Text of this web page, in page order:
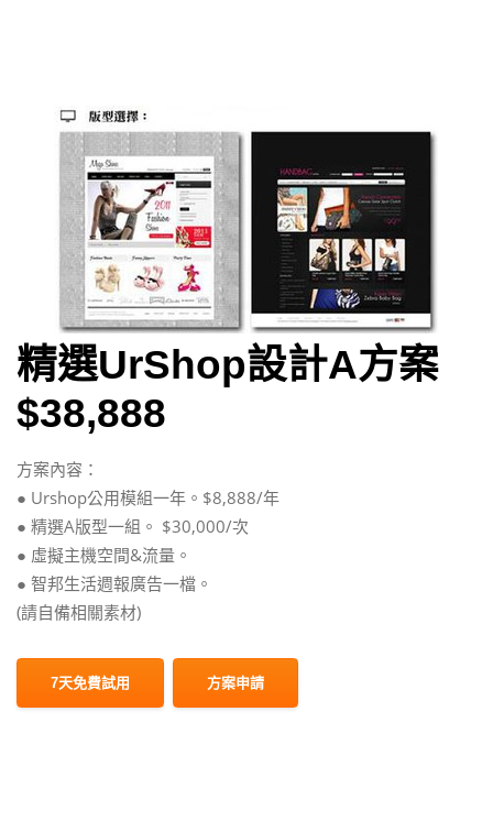
精選UrShop設計A方案
$38,888
方案內容：
● Urshop公用模組一年。$8,888/年
● 精選A版型一組。 $30,000/次
● 虛擬主機空間&流量。
● 智邦生活週報廣告一檔。
(請自備相關素材)
7天免費試用 方案申請